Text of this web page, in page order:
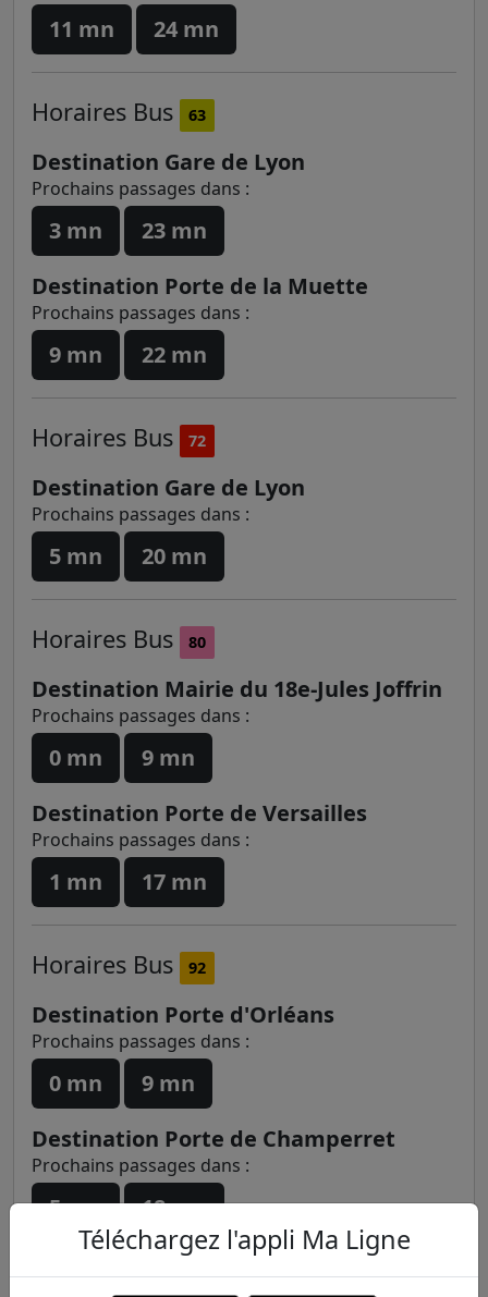
11 mn 24 mn
Horaires Bus 63
Destination Gare de Lyon
Prochains passages dans :
3 mn
23 mn
Destination Porte de la Muette
Prochains passages dans :
9 mn 22 mn
Horaires Bus 72
Destination Gare de Lyon
Prochains passages dans :
5 mn 20 mn
Horaires Bus 80
Destination Mairie du 18e-Jules Joffrin
Prochains passages dans :
0 mn
9 mn
Destination Porte de Versailles
Prochains passages dans :
1 mn 17 mn
Horaires Bus 92
Destination Porte d'Orléans
Prochains passages dans :
0 mn
9 mn
Destination Porte de Champerret
Prochains passages dans :
5 mn 18 mn
Téléchargez l'appli Ma Ligne